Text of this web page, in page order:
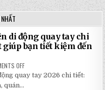
di động quay tay chi
giúp bạn tiết kiệm đến
OFF
BẢNG
GIÁ
quay tay 2026 chi tiết:
quán...